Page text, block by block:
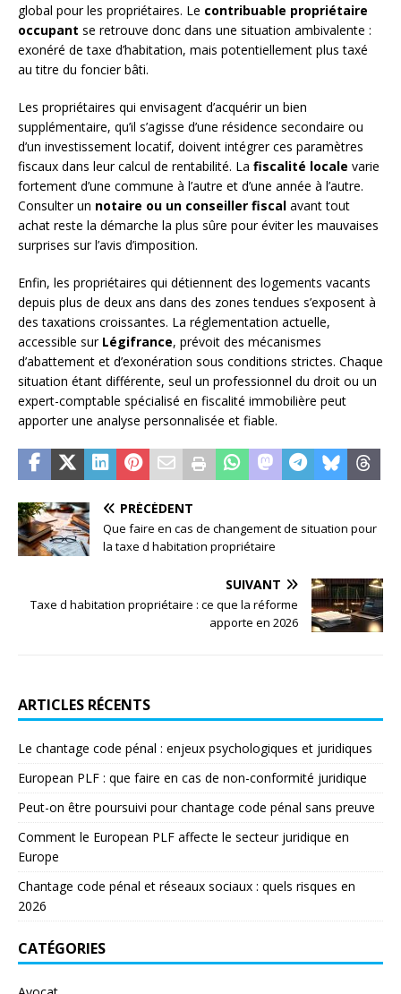
global pour les propriétaires. Le contribuable propriétaire
occupant se retrouve donc dans une situation ambivalente :
exonéré de taxe d’habitation, mais potentiellement plus taxé
au titre du foncier bâti.
Les propriétaires qui envisagent d’acquérir un bien
supplémentaire, qu’il s’agisse d’une résidence secondaire ou
d’un investissement locatif, doivent intégrer ces paramètres
fiscaux dans leur calcul de rentabilité. La fiscalité locale varie
fortement d’une commune à l’autre et d’une année à l’autre.
Consulter un notaire ou un conseiller fiscal avant tout
achat reste la démarche la plus sûre pour éviter les mauvaises
surprises sur l’avis d’imposition.
Enfin, les propriétaires qui détiennent des logements vacants
depuis plus de deux ans dans des zones tendues s’exposent à
des taxations croissantes. La réglementation actuelle,
accessible sur Légifrance, prévoit des mécanismes
d’abattement et d’exonération sous conditions strictes. Chaque
situation étant différente, seul un professionnel du droit ou un
expert-comptable spécialisé en fiscalité immobilière peut
apporter une analyse personnalisée et fiable.
PRÉCÉDENT
Que faire en cas de changement de situation pour
la taxe d habitation propriétaire
SUIVANT
Taxe d habitation propriétaire : ce que la réforme
apporte en 2026
ARTICLES RÉCENTS
Le chantage code pénal : enjeux psychologiques et juridiques
European PLF : que faire en cas de non-conformité juridique
Peut-on être poursuivi pour chantage code pénal sans preuve
Comment le European PLF affecte le secteur juridique en
Europe
Chantage code pénal et réseaux sociaux : quels risques en
2026
CATÉGORIES